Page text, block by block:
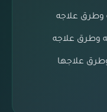
وطرق علاجه
وطرق علاجه
علاجها